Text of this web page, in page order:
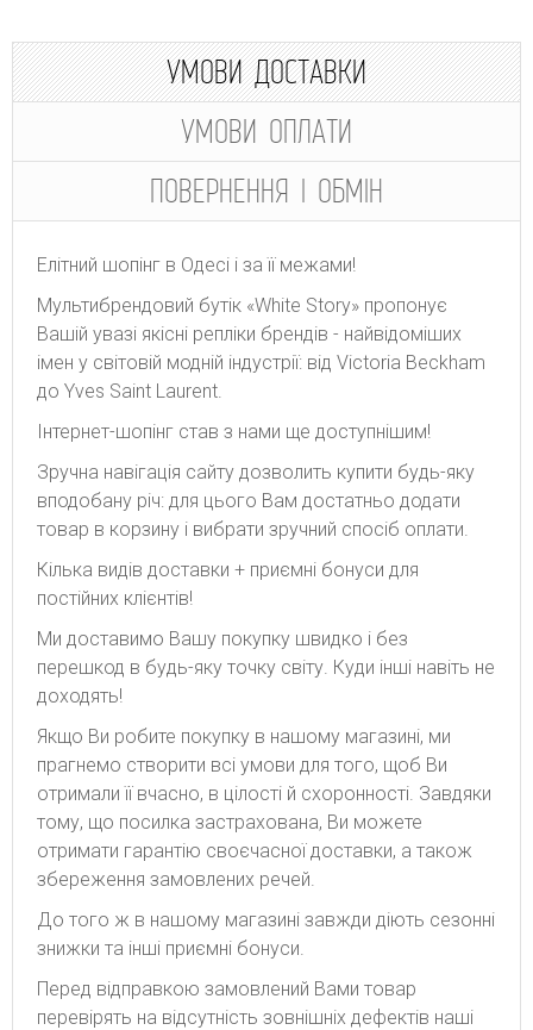
УМОВИ ДОСТАВКИ
УМОВИ ОПЛАТИ
ПОВЕРНЕННЯ І ОБМІН
Елітний шопінг в Одесі і за її межами!
Мультибрендовий бутік «White Story» пропонує
Вашій увазі якісні репліки брендів - найвідоміших
імен у світовій модній індустрії: від Victoria Beckham
до Yves Saint Laurent.
Інтернет-шопінг став з нами ще доступнішим!
Зручна навігація сайту дозволить купити будь-яку
вподобану річ: для цього Вам достатньо додати
товар в корзину і вибрати зручний спосіб оплати.
Кілька видів доставки + приємні бонуси для
постійних клієнтів!
Ми доставимо Вашу покупку швидко і без
перешкод в будь-яку точку світу. Куди інші навіть не
доходять!
Якщо Ви робите покупку в нашому магазині, ми
прагнемо створити всі умови для того, щоб Ви
отримали її вчасно, в цілості й схоронності. Завдяки
тому, що посилка застрахована, Ви можете
отримати гарантію своєчасної доставки, а також
збереження замовлених речей.
До того ж в нашому магазині завжди діють сезонні
знижки та інші приємні бонуси.
Перед відправкою замовлений Вами товар
перевірять на відсутність зовнішніх дефектів наші